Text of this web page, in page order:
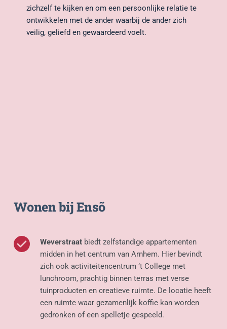
zichzelf te kijken en om een persoonlijke relatie te
ontwikkelen met de ander waarbij de ander zich
veilig, geliefd en gewaardeerd voelt.
Wonen bij Ensõ
Weverstraat biedt zelfstandige appartementen
midden in het centrum van Arnhem. Hier bevindt
zich ook activiteitencentrum ’t College met
lunchroom, prachtig binnen terras met verse
tuinproducten en creatieve ruimte. De locatie heeft
een ruimte waar gezamenlijk koffie kan worden
gedronken of een spelletje gespeeld.